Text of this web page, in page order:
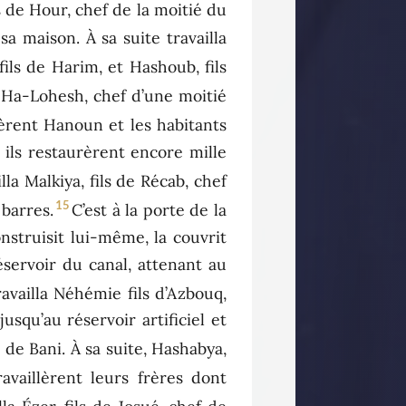
Hour, chef de la moitié du
maison. À sa suite travailla
de Harim, et Hashoub, fils
Lohesh, chef d’une moitié
Hanoun et les habitants
ils restaurèrent encore mille
Malkiya, fils de Récab, chef
15C’est à la porte de la
lui-même, la couvrit
du canal, attenant au
Néhémie fils d’Azbouq,
réservoir artificiel et
Bani. À sa suite, Hashabya,
leurs frères dont